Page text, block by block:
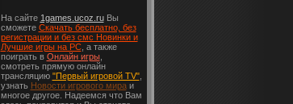
На сайте 1games.ucoz.ruВы
сможете Скачать бесплатно, без
регистрации и без смс Новинки и
Лучшие игры на PC, а также
поиграть в Онлайн игры,
смотреть прямую онлайн
трансляцию "Первый игровой TV",
узнать Новости игрового мираи
многое другое. Надеемся что Вам